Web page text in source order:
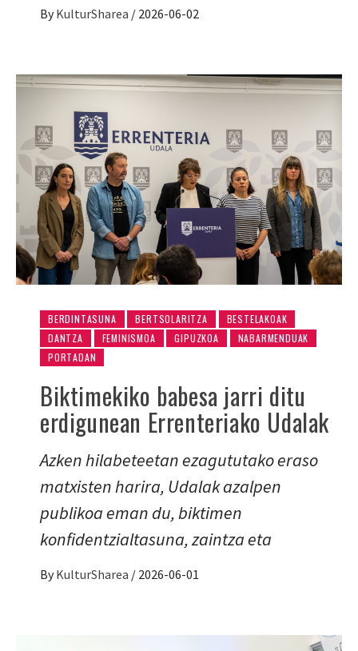
By KulturSharea / 2026-06-02
BERDINTASUNA BERTSOLARITZA
BESTELAKOAK
DANTZA
FEMINISMOA GIPUZKOA
NABARMENDUAK
PORTADAN
Biktimekiko babesa jarri ditu
erdigunean Errenteriako Udalak
Azken hilabeteetan ezagututako eraso
matxisten harira, Udalak azalpen
publikoa eman du, biktimen
konfidentzialtasuna, zaintza eta
By KulturSharea / 2026-06-01